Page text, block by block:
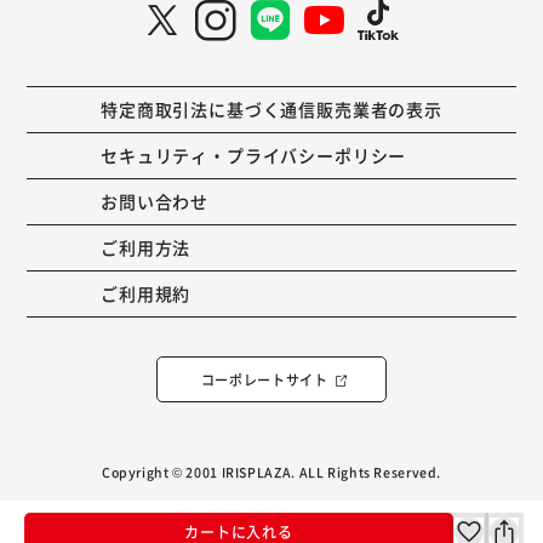
カートに入れる
特定商取引法に基づく通信販売業者の表示
セキュリティ・プライバシーポリシー
お問い合わせ
ご利用方法
ご利用規約
コーポレートサイト
Copyright © 2001 IRISPLAZA. ALL Rights Reserved.